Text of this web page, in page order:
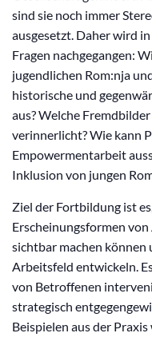
sind sie noch immer
ausgesetzt. Daher wird
Fragen nachgegangen:
jugendlichen Rom:nja
historische und
aus? Welche
verinnerlicht? Wie kann
Empowermentarbeit
Inklusion von jungen
Ziel der Fortbildung ist
Erscheinungsformen
sichtbar machen
Arbeitsfeld entwickeln.
von Betroffenen
strategisch
Beispielen aus der